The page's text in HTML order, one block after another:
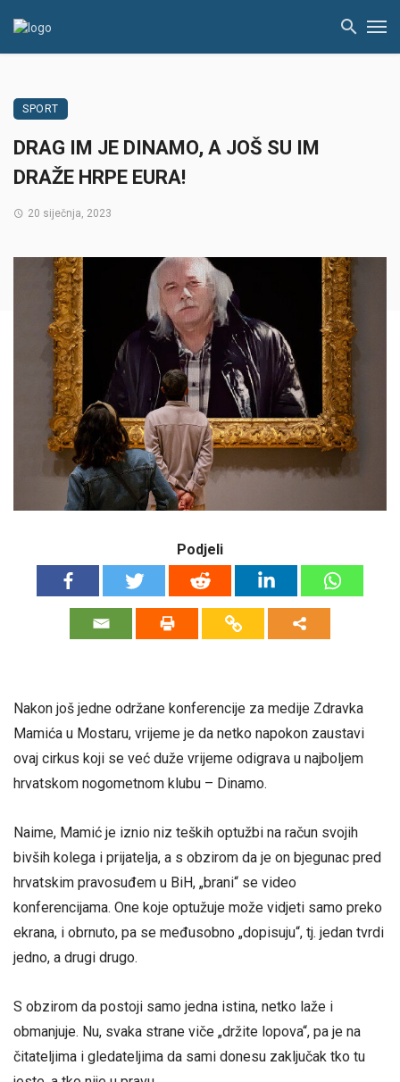
SPORT
DRAG IM JE DINAMO, A JOŠ SU IM
DRAŽE HRPE EURA!
20 siječnja, 2023
Podjeli
Nakon još jedne održane konferencije za medije Zdravka
Mamića u Mostaru, vrijeme je da netko napokon zaustavi
ovaj cirkus koji se već duže vrijeme odigrava u najboljem
hrvatskom nogometnom klubu – Dinamo.
Naime, Mamić je iznio niz teških optužbi na račun svojih
bivših kolega i prijatelja, a s obzirom da je on bjegunac pred
hrvatskim pravosuđem u BiH, „brani“ se video
konferencijama. One koje optužuje može vidjeti samo preko
ekrana, i obrnuto, pa se međusobno „dopisuju“, tj. jedan tvrdi
jedno, a drugi drugo.
S obzirom da postoji samo jedna istina, netko laže i
obmanjuje. Nu, svaka strane viče „držite lopova“, pa je na
čitateljima i gledateljima da sami donesu zaključak tko tu